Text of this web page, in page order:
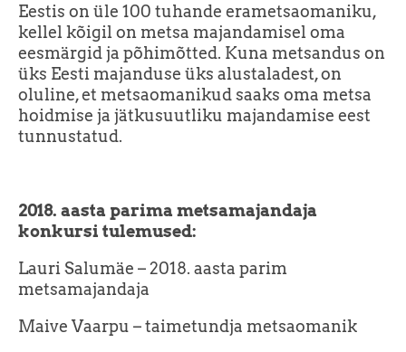
Eestis on üle 100 tuhande erametsaomaniku,
kellel kõigil on metsa majandamisel oma
eesmärgid ja põhimõtted. Kuna metsandus on
üks Eesti majanduse üks alustaladest, on
oluline, et metsaomanikud saaks oma metsa
hoidmise ja jätkusuutliku majandamise eest
tunnustatud.
2018. aasta parima metsamajandaja
konkursi tulemused:
Lauri Salumäe – 2018. aasta parim
metsamajandaja
Maive Vaarpu – taimetundja metsaomanik